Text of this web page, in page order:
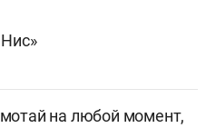
на любой момент,